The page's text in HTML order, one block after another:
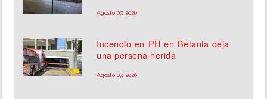
Agosto 07, 2026
Incendio en PH en Betania deja
una persona herida
Agosto 07, 2026